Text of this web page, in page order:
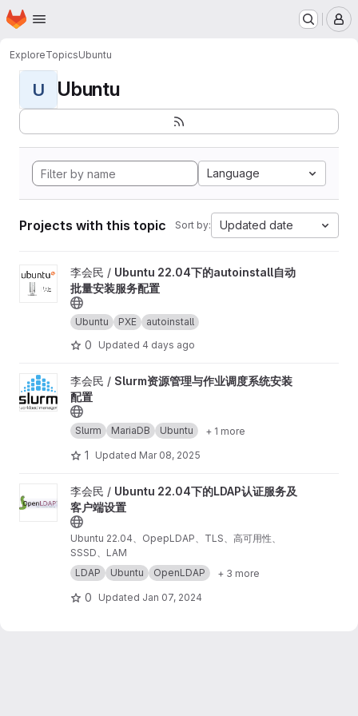
Skip to main content
Homepage
ExploreTopicsUbuntu
U Ubuntu
Language
Projects with this topic Sort by: Updated date
View Ubuntu 22.04下的autoinstall自动批量安装服务配置 project
李会民 / Ubuntu 22.04下的autoinstall自动
批量安装服务配置
Ubuntu PXE autoinstall
0 Updated 4 days ago
View Slurm资源管理与作业调度系统安装配置 project
李会民 / Slurm资源管理与作业调度系统安装
配置
Slurm MariaDB Ubuntu + 1 more
1 Updated Mar 08, 2025
View Ubuntu 22.04下的LDAP认证服务及客户端设置 project
李会民 / Ubuntu 22.04下的LDAP认证服务及
客户端设置
Ubuntu 22.04、OpepLDAP、TLS、高可用性、
SSSD、LAM
LDAP
Ubuntu OpenLDAP + 3 more
0 Updated Jan 07, 2024